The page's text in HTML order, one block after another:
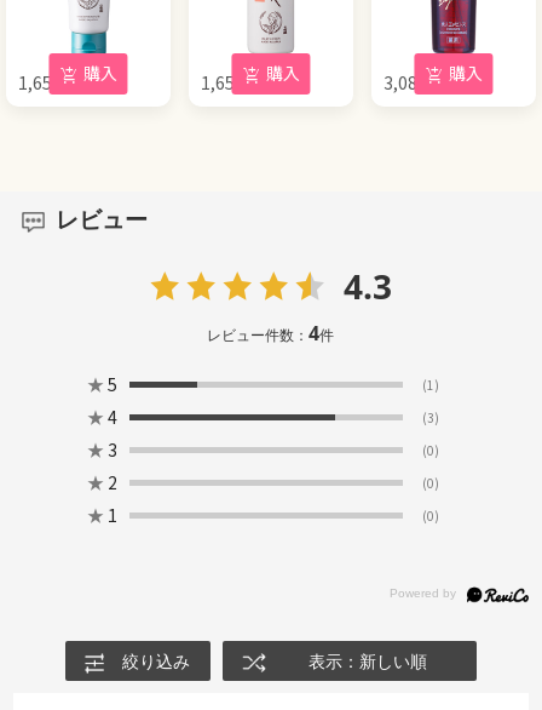
1,650 円 (税込)
購入 1,650 円 (税込)
購入 3,080 円 (税込)
購入
レビュー
4.3
レビュー件数：4件
★ 5 (1)
★ 4 (3)
★ 3 (0)
★ 2 (0)
★ 1 (0)
絞り込み 表示：新しい順